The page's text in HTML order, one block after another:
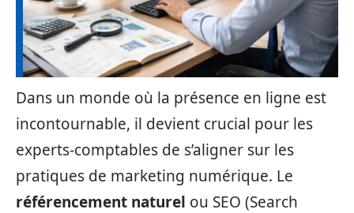
Dans un monde où la présence en ligne est
incontournable, il devient crucial pour les
experts-comptables de s’aligner sur les
pratiques de marketing numérique. Le
référencement naturel ou SEO (Search